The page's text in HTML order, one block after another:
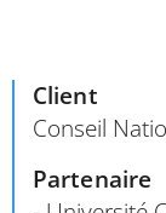
Client
Conseil
Partenaire